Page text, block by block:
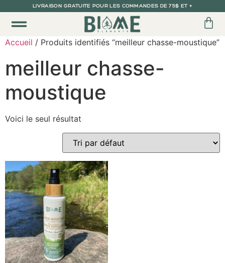
LIVRAISON GRATUITE POUR LES COMMANDES DE 75$ ET +
Accueil / Produits identifiés “meilleur chasse-moustique”
meilleur chasse-
moustique
Voici le seul résultat